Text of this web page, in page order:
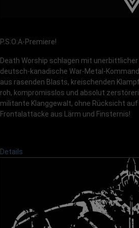
P.S:O:A-Premiere!
Death Worship schlagen mit
deutsch-kanadische War-Metal-
aus rasenden Blasts, kreischenden
roh, kompromisslos und absolut
militante Klanggewalt, ohne Rücksicht
Frontalattacke aus Lärm und Finsternis!
Details